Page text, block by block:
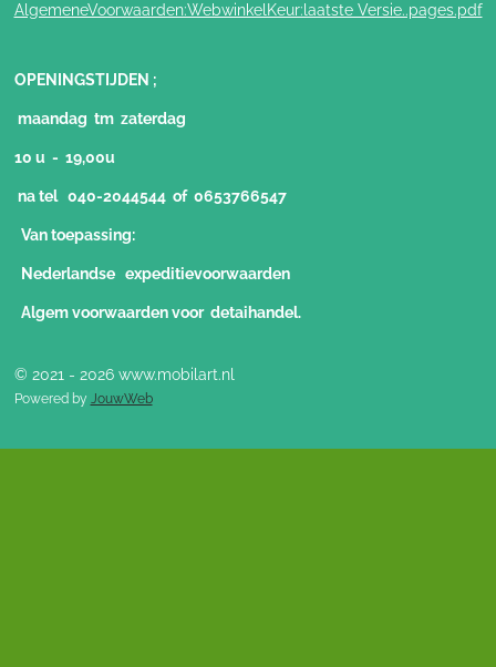
AlgemeneVoorwaarden:WebwinkelKeur:laatste Versie..pages.pdf
OPENINGSTIJDEN ;
maandag tm zaterdag
10 u - 19,00u
na tel 040-2044544 of 0653766547
Van toepassing:
Nederlandse expeditievoorwaarden
Algem voorwaarden voor detaihandel.
© 2021 - 2026 www.mobilart.nl
Powered by JouwWeb